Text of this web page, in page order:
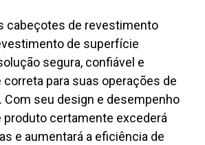
cabeçotes de revestimento
de superfície
segura, confiável e
para suas operações de
Com seu design e desempenho
produto certamente excederá
e aumentará a eficiência de